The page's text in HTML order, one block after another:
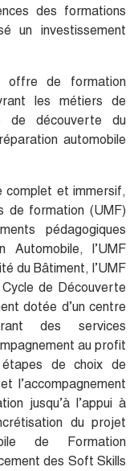
des formations
un investissement
offre de formation
les métiers de
de découverte du
automobile
complet et immersif,
de formation (UMF)
pédagogiques
Automobile, l’UMF
du Bâtiment, l’UMF
de Découverte
dotée d’un centre
des services
au profit
de choix de
l’accompagnement
jusqu’à l’appui à
du projet
de Formation
des Soft Skills